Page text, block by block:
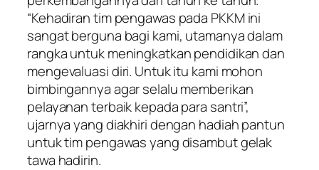
“Kehadiran tim pengawas pada PKKM ini
sangat berguna bagi kami, utamanya dalam
rangka untuk meningkatkan pendidikan dan
mengevaluasi diri. Untuk itu kami mohon
bimbingannya agar selalu memberikan
pelayanan terbaik kepada para santri”,
ujarnya yang diakhiri dengan hadiah pantun
untuk tim pengawas yang disambut gelak
tawa hadirin.